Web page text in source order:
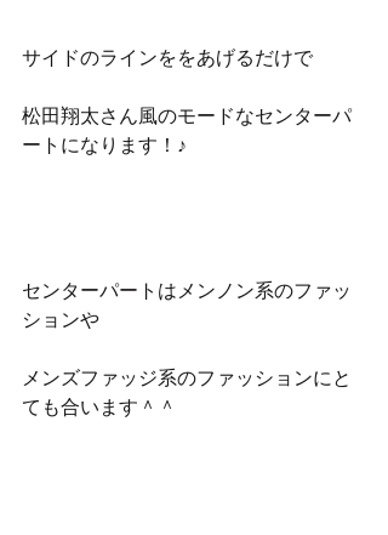
サイドのラインををあげるだけで
松田翔太さん風のモードなセンターパ
ートになります！♪
センターパートはメンノン系のファッ
ションや
メンズファッジ系のファッションにと
ても合います＾＾